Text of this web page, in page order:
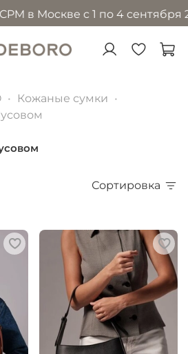
с 1 по 4 сентября 2026
Кожаные сумки
Сортировка